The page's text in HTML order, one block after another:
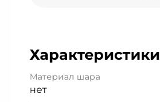
Характеристики
Материал шара
нет